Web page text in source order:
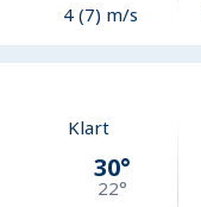
4 (7) m/s
Klart
30°
22°